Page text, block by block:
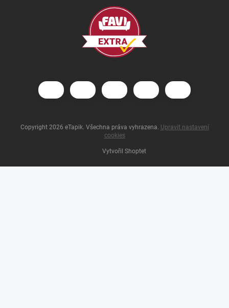
Vytvořil Shoptet
Copyright 2026 eTapik. Všechna práva vyhrazena. Upravit nastavení
cookies